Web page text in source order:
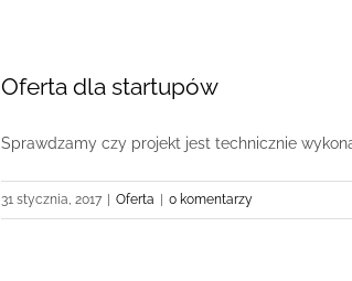
Oferta dla startupów
Sprawdzamy czy projekt jest technicznie
31 stycznia, 2017 Oferta 0 komentarzy